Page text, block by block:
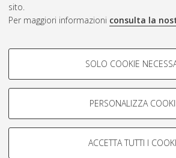
sito.
Per maggiori informazioni consulta la
COOKIE DI PROFILAZIONE -
Si tratta di cookie utilizzati per analizzare
navigazione degli utenti, creare profili in
Mostra cookie di profilazione
SOLO COOKIE
PERSONALIZZA
ACCETTA TUTTI I
AMS Laurea
Impostazioni Cookie
Informativa sulla privacy
Condizioni d’uso del sito